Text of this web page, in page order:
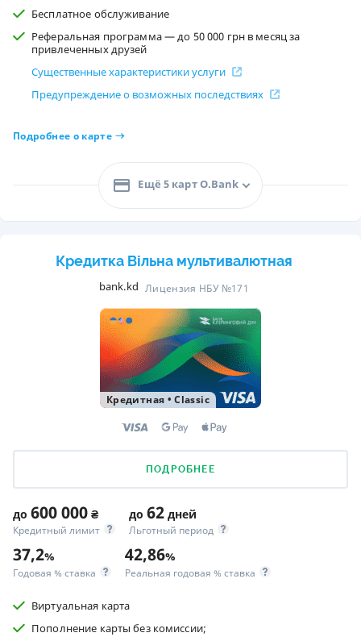
Бесплатное обслуживание
Реферальная программа — до 50 000 грн в месяц за
привлеченных друзей
Существенные характеристики услуги
Предупреждение о возможных последствиях
Подробнее о карте
Ещё 5 карт O.Bank
Кредитка Вільна мультивалютная
bank.kd Лицензия НБУ №171
Кредитная •Classic
ПОДРОБНЕЕ
до 600 000 ₴
Кредитный лимит
до 62 дней
Льготный период
37,2%
Годовая % ставка
42,86%
Реальная годовая % ставка
Виртуальная карта
Пополнение карты без комиссии;